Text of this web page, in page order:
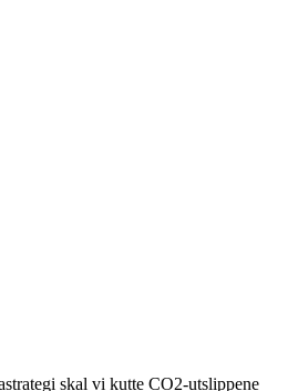
skal vi kutte CO2-utslippene